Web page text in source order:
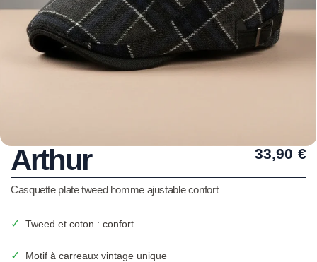
Arthur 33,90 €
Casquette plate tweed homme ajustable confort
✓ Tweed et coton : confort
✓ Motif à carreaux vintage unique